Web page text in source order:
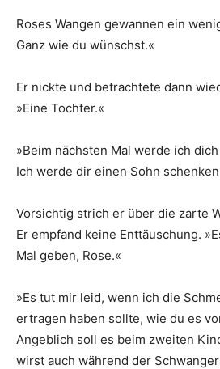
Roses Wangen gewannen ein
Ganz wie du wünschst.«
Er nickte und betrachtete dann
»Eine Tochter.«
»Beim nächsten Mal werde ich
Ich werde dir einen Sohn
Vorsichtig strich er über die zarte
Er empfand keine Enttäuschung.
Mal geben, Rose.«
»Es tut mir leid, wenn ich die
ertragen haben sollte, wie du es
Angeblich soll es beim zweiten
wirst auch während der